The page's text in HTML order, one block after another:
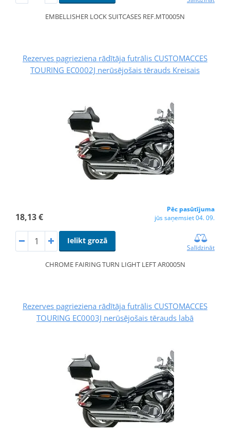
EMBELLISHER LOCK SUITCASES REF.MT0005N
Rezerves pagrieziena rādītāja futrālis CUSTOMACCES
TOURING EC0002J nerūsējošais tērauds Kreisais
18,13 €
Pēc pasūtījuma
jūs saņemsiet 04. 09.
Ielikt grozā
Salīdzināt
CHROME FAIRING TURN LIGHT LEFT AR0005N
Rezerves pagrieziena rādītāja futrālis CUSTOMACCES
TOURING EC0003J nerūsējošais tērauds labā